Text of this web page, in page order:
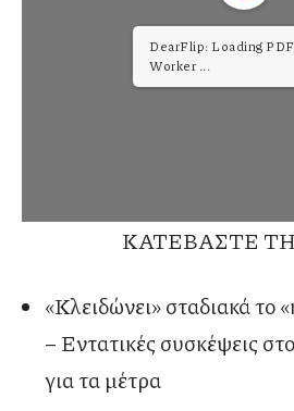
DearFlip: Loading
ΚΑΤΕΒΑΣΤΕ
«Κλειδώνει» σταδιακά το
– Εντατικές συσκέψεις
για τα μέτρα